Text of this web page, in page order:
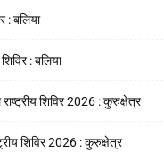
: बलिया
: बलिया
राष्ट्रीय शिविर 2026 : कुरुक्षेत्र
शिविर 2026 : कुरुक्षेत्र